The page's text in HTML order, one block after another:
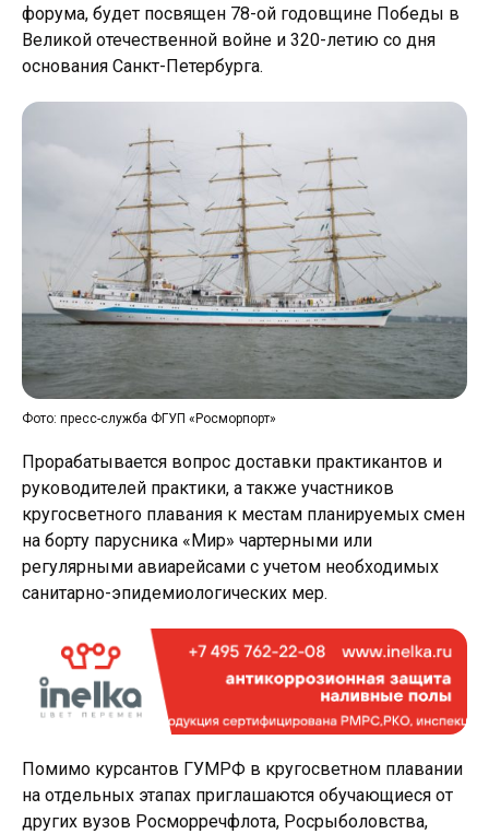
форума, будет посвящен 78-ой годовщине Победы в
Великой отечественной войне и 320-летию со дня
основания Санкт-Петербурга.
Фото: пресс-служба ФГУП «Росморпорт»
Прорабатывается вопрос доставки практикантов и
руководителей практики, а также участников
кругосветного плавания к местам планируемых смен
на борту парусника «Мир» чартерными или
регулярными авиарейсами с учетом необходимых
санитарно-эпидемиологических мер.
Помимо курсантов ГУМРФ в кругосветном плавании
на отдельных этапах приглашаются обучающиеся от
других вузов Росморречфлота, Росрыболовства,